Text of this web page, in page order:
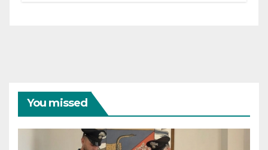
You missed